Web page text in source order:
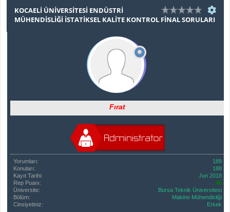
KOCAELI ÜNIVERSITESI ENDÜSTRI
MÜHENDISLIĞI İSTATIKSEL KALITE KONTROL FINAL SORULARI
Fırat
Yorumları:
189
Konuları:
188
Kayıt Tarihi:
Jun 2018
Rep Puanı:
46
Üniversite:
Bursa Teknik Üniversitesi
Bölüm:
Makine Mühendisliği
Cinsiyetiniz:
Erkek